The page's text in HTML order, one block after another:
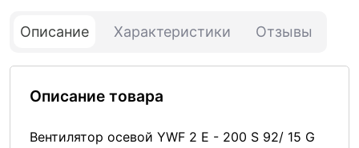
Описание Характеристики Отзывы
Описание товара
Вентилятор осевой YWF 2 E - 200 S 92/ 15 G